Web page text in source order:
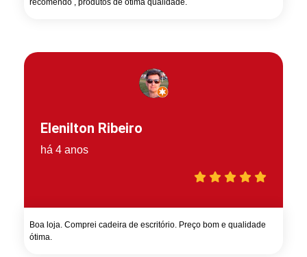
recomendo , produtos de ótima qualidade.
Elenilton Ribeiro
há 4 anos
Boa loja. Comprei cadeira de escritório. Preço bom e qualidade
ótima.